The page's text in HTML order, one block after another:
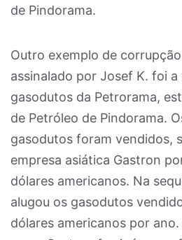
de Pindorama.
Outro exemplo de
assinalado por Josef K. foi a
gasodutos da Petrorama,
de Petróleo de Pindorama.
gasodutos foram vendidos,
empresa asiática Gastron
dólares americanos. Na
alugou os gasodutos
dólares americanos por